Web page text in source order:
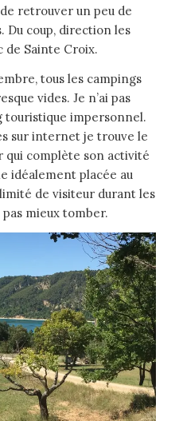
retrouver un peu de
Du coup, direction les
de Sainte Croix.
tous les campings
vides. Je n’ai pas
touristique impersonnel.
sur internet je trouve le
qui complète son activité
idéalement placée au
de visiteur durant les
pas mieux tomber.